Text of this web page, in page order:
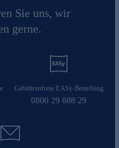
Sie uns, wir
gerne.
Gebührenfreie EASy-Bestellung
0800 29 888 29